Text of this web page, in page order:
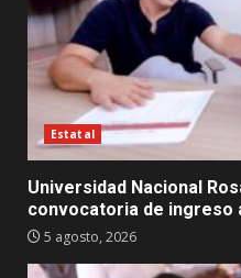
Estatal
Universidad Nacional
convocatoria de ingreso
5 agosto, 2026